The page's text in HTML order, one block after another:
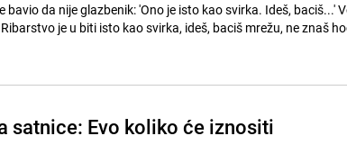
bavio da nije glazbenik: 'Ono je isto kao svirka. Ideš, baciš...'
je u biti isto kao svirka, ideš, baciš mrežu, ne znaš
satnice: Evo koliko će iznositi